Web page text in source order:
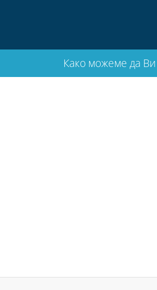
Како можеме да